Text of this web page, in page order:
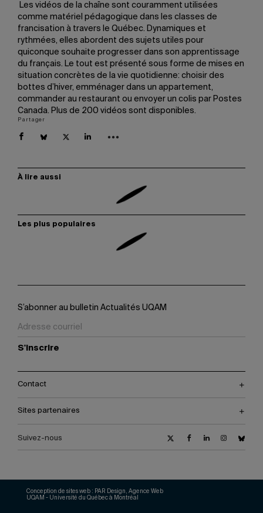
Les vidéos de la chaîne sont couramment utilisées
comme matériel pédagogique dans les classes de
francisation à travers le Québec. Dynamiques et
rythmées, elles abordent des sujets utiles pour
quiconque souhaite progresser dans son apprentissage
du français. Le tout est présenté sous forme de mises en
situation concrètes de la vie quotidienne: choisir des
bottes d’hiver, emménager dans un appartement,
commander au restaurant ou envoyer un colis par Postes
Canada. Plus de 200 vidéos sont disponibles.
Partager
À lire aussi
Les plus populaires
S’abonner au bulletin Actualités UQAM
S'inscrire
Contact
Sites partenaires
Suivez-nous
UQAM - Université du Québec à Montréal
Conception de sites web : PAR Design, Agence Web